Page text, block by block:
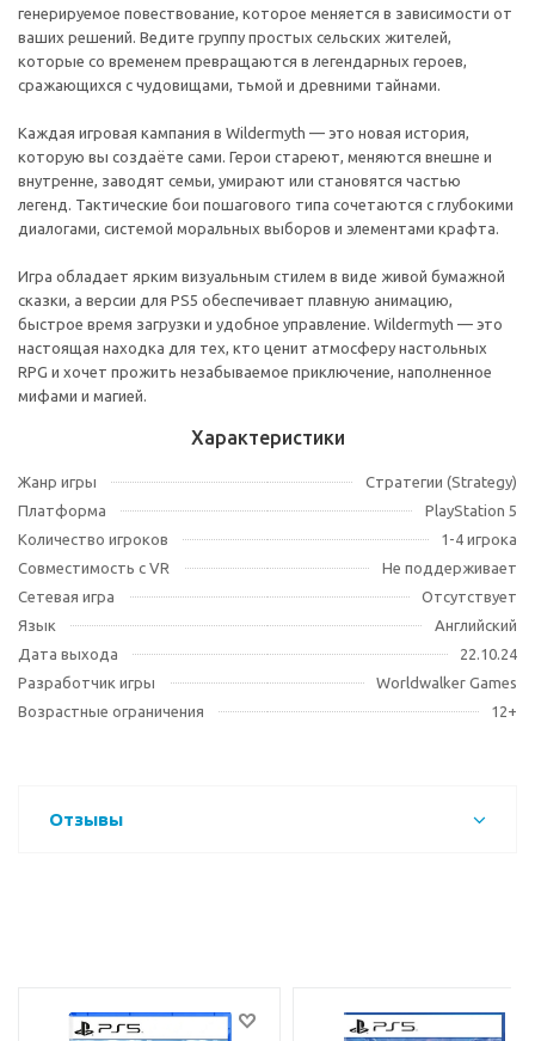
генерируемое повествование, которое меняется в зависимости от
ваших решений. Ведите группу простых сельских жителей,
которые со временем превращаются в легендарных героев,
сражающихся с чудовищами, тьмой и древними тайнами.
Каждая игровая кампания в Wildermyth — это новая история,
которую вы создаёте сами. Герои стареют, меняются внешне и
внутренне, заводят семьи, умирают или становятся частью
легенд. Тактические бои пошагового типа сочетаются с глубокими
диалогами, системой моральных выборов и элементами крафта.
Игра обладает ярким визуальным стилем в виде живой бумажной
сказки, а версии для PS5 обеспечивает плавную анимацию,
быстрое время загрузки и удобное управление. Wildermyth — это
настоящая находка для тех, кто ценит атмосферу настольных
RPG и хочет прожить незабываемое приключение, наполненное
мифами и магией.
Характеристики
Жанр игры
Стратегии (Strategy)
Платформа
PlayStation 5
Количество игроков
1-4 игрока
Совместимость с VR
Не поддерживает
Сетевая игра
Отсутствует
Язык
Английский
Дата выхода
22.10.24
Разработчик игры
Worldwalker Games
Возрастные ограничения
12+
Отзывы